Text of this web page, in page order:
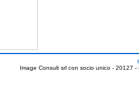
Image Consult srl con socio unico - 20127